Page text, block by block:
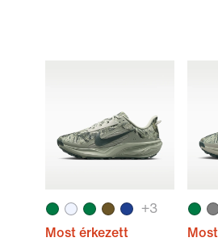
+3
Most érkezett